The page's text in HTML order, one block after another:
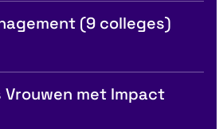
(9 colleges)
met Impact